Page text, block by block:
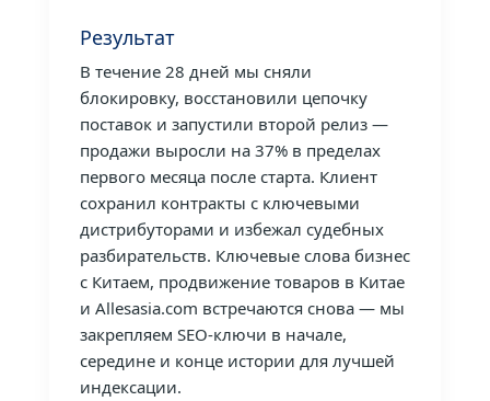
Результат
В течение 28 дней мы сняли
блокировку, восстановили цепочку
поставок и запустили второй релиз —
продажи выросли на 37% в пределах
первого месяца после старта. Клиент
сохранил контракты с ключевыми
дистрибуторами и избежал судебных
разбирательств. Ключевые слова бизнес
с Китаем, продвижение товаров в Китае
и Allesasia.com встречаются снова — мы
закрепляем SEO-ключи в начале,
середине и конце истории для лучшей
индексации.